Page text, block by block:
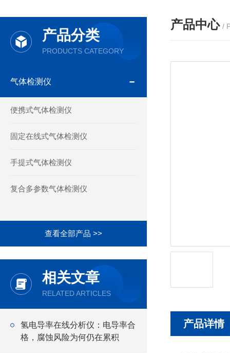
产品分类
PRODUCTS CATEGORY
气体检测仪
便携式气体检测仪
固定在线式气体检测仪
手提式气体检测仪
复合多参数气体检测仪
查看全部产品 >>
相关文章
RELATED ARTICLES
氢电导率在线分析仪：电导率合
格，腐蚀风险为何仍在累积
产品中心 /
产品详情